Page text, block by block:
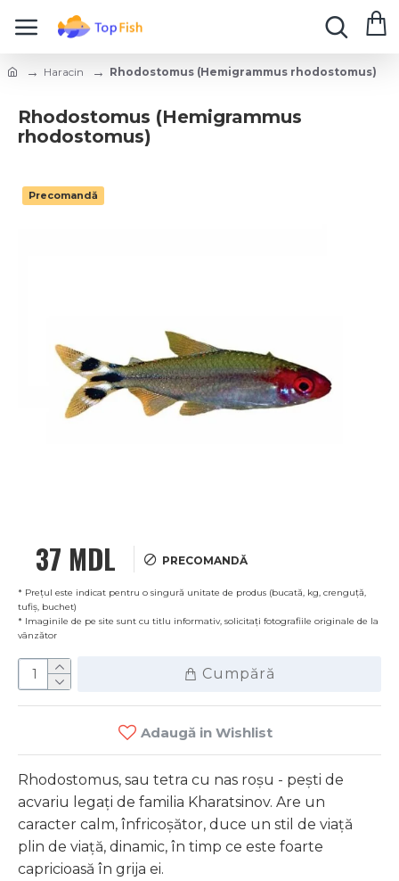
Haracin Rhodostomus (Hemigrammus rhodostomus)
Rhodostomus (Hemigrammus
rhodostomus)
Precomandă
37 MDL PRECOMANDĂ
* Prețul este indicat pentru o singură unitate de produs (bucată, kg, crenguță,
tufiș, buchet)
* Imaginile de pe site sunt cu titlu informativ, solicitați fotografiile originale de la
vânzător
Cumpără
Adaugă in Wishlist
Rhodostomus, sau tetra cu nas roșu - pești de
acvariu legați de familia Kharatsinov. Are un
caracter calm, înfricoșător, duce un stil de viață
plin de viață, dinamic, în timp ce este foarte
capricioasă în grija ei.